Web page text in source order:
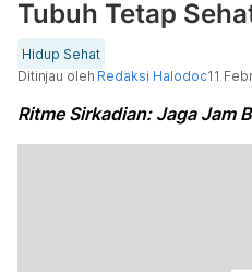
Tubuh Tetap
Hidup Sehat
Ditinjau oleh Redaksi Halodoc11
Ritme Sirkadian: Jaga Jam